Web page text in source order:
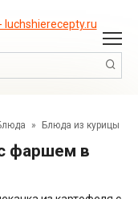
» Блюда из курицы